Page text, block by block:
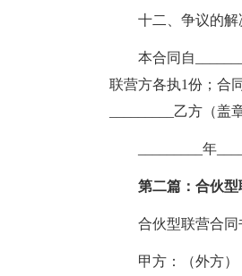
十二、争议的解
本合同自
联营方各执1份；合
_________乙方（
_________年
第二篇：合伙
合伙型联营合同
甲方：（外方）